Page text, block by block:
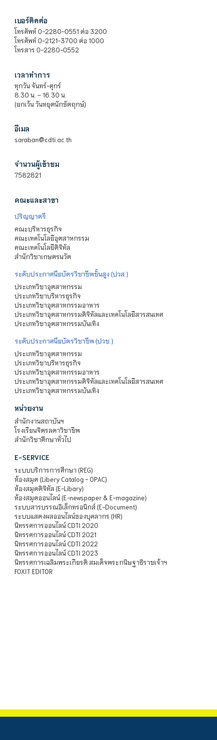
เบอร์ติดต่อ
โทรศัพท์ 0-2280-0551 ต่อ 3200
โทรศัพท์ 0-2121-3700 ต่อ 1000
โทรสาร 0-2280-0552
เวลาทำการ
ทุกวัน จันทร์-ศุกร์
8.30 น. – 16.30 น.
(ยกเว้น วันหยุดนักขัตฤกษ์)
อีเมล
saraban@cdti.ac.th
จำนวนผู้เข้าชม
7582821
คณะและสาขา
ปริญญาตรี
คณะบริหารธุรกิจ
คณะเทคโนโลยีอุตสาหกรรม
คณะเทคโนโลยีดิจิทัล
สำนักวิชาเกษตรนวัต
ระดับประกาศนียบัตรวิชาชีพชั้นสูง (ปวส.)
ประเภทวิชาอุตสาหกรรม
ประเภทวิชาบริหารธุรกิจ
ประเภทวิชาอุตสาหกรรมอาหาร
ประเภทวิชาอุตสาหกรรมดิจิทัลและเทคโนโลยีสารสนเทศ
ประเภทวิชาอุตสาหกรรมบันเทิง
ระดับประกาศนียบัตรวิชาชีพ (ปวช.)
ประเภทวิชาอุตสาหกรรม
ประเภทวิชาบริหารธุรกิจ
ประเภทวิชาอุตสาหกรรมอาหาร
ประเภทวิชาอุตสาหกรรมดิจิทัลและเทคโนโลยีสารสนเทศ
ประเภทวิชาอุตสาหกรรมบันเทิง
หน่วยงาน
สำนักงานสถาบันฯ
โรงเรียนจิตรลดาวิชาชีพ
สำนักวิชาศึกษาทั่วไป
E-SERVICE
ระบบบริการการศึกษา (REG)
ห้องสมุด (Libery Catalog - OPAC)
ห้องสมุดดิจิทัล (E-Libary)
ห้องสมุดออนไลน์ (E-newspaper & E-magazine)
ระบบสารบรรณอิเล็กทรอนิกส์ (E-Document)
ระบบแสดงผลออนไลน์ของบุคลากร (HR)
นิทรรศการออนไลน์ CDTI 2020
นิทรรศการออนไลน์ CDTI 2021
นิทรรศการออนไลน์ CDTI 2022
นิทรรศการออนไลน์ CDTI 2023
นิทรรศการเฉลิมพระเกียรติ สมเด็จพระกนิษฐาธิราชเจ้าฯ
FOXIT EDITOR